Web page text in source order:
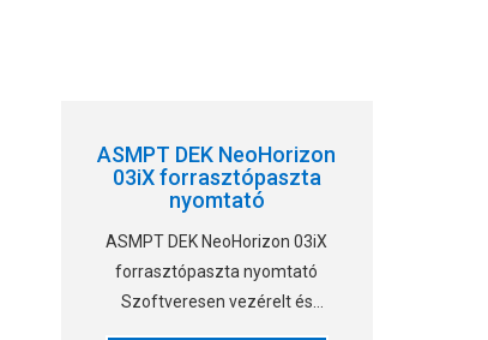
ASMPT DEK NeoHorizon
03iX forrasztópaszta
nyomtató
ASMPT DEK NeoHorizon 03iX
forrasztópaszta nyomtató
Szoftveresen vezérelt és